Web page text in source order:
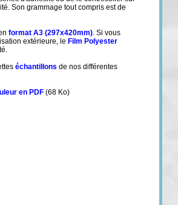
Son grammage tout compris est de
format A3 (297x420mm). Si vous
extérieure, le Film Polyester
échantillons de nos différentes
en PDF (68 Ko)